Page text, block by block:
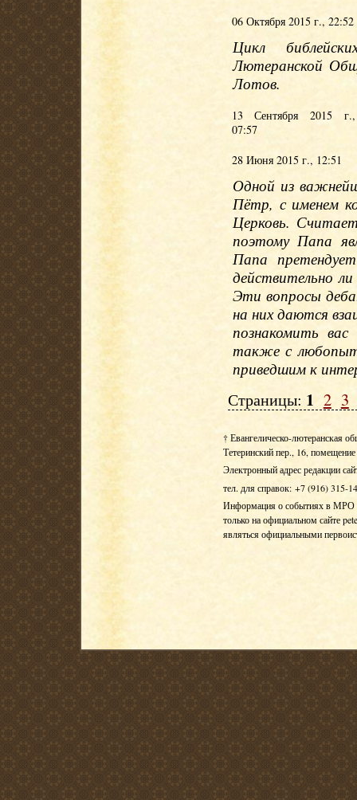
06 Октября 2015 г., 22:52
Цикл
Лютеранской
Лотов.
13 Сентября 2015 г.,
07:57
28 Июня 2015 г., 12:51
Одной из
Пётр, с именем
Церковь.
поэтому Папа
Папа
действительно
Эти вопросы
на них даются
познакомить
также с
приведшим к
Страницы: 1 2 3
† Евангелическо-лютеранская
Тетеринский пер., 16,
Электронный адрес редакции
тел. для справок: +7 (916) 315-
Информация о событиях в МРО
только на официальном сайте
являться официальными